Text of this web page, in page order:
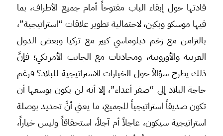
قادتها حول إبقاء الباب مفتوحاً أمام جميع الأطراف، بما
فيها موسكو وبكين، لاحتمالية تطوير علاقات “استراتيجية”،
بالتزامن مع زخم دبلوماسي كبير مع تركيا وبعض الدول
العربية والأوروبية، ومحادثات مع الجانب الأمريكي؛ فإنَّ
ذلك يطرح سؤالاً حول الخيارات الاستراتيجية للبلاد؟ فرغم
حاجة البلاد إلى “صفر أعداء”، إلا أنه لن يكون بوسعها أن
تكون صديقاً استراتيجياً للجميع، ما يعني أنَّ تحديد بوصلة
استراتيجية سيكون، عاجلاً أم آجلاً، استحقاقاً وليس خياراً،